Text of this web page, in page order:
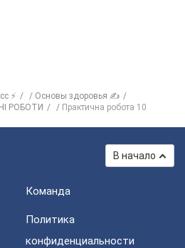
⚡
Основы здоровья ✍
РОБОТИ Практична робота 10
В начало
Команда
Политика
конфиденциальности